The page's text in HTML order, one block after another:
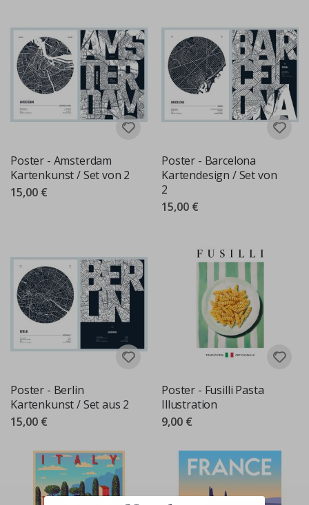
Poster - Amsterdam
Kartenkunst / Set von 2
15,00 €
Poster - Barcelona
Kartendesign / Set von
2
15,00 €
Poster - Berlin
Kartenkunst / Set aus 2
15,00 €
Poster - Fusilli Pasta
Illustration
9,00 €